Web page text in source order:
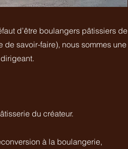
d’être boulangers pâtissiers de
savoir-faire), nous sommes une
du créateur.
à la boulangerie,